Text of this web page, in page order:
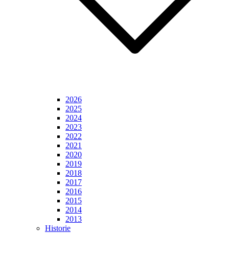
2026
2025
2024
2023
2022
2021
2020
2019
2018
2017
2016
2015
2014
2013
Historie